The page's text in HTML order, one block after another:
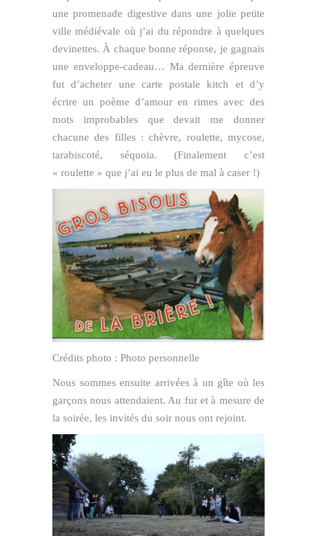
une promenade digestive dans une jolie petite
ville médiévale où j’ai du répondre à quelques
devinettes. À chaque bonne réponse, je gagnais
une enveloppe-cadeau… Ma dernière épreuve
fut d’acheter une carte postale kitch et d’y
écrire un poème d’amour en rimes avec des
mots improbables que devait me donner
chacune des filles : chèvre, roulette, mycose,
tarabiscoté, séquoia. (Finalement c’est
« roulette » que j’ai eu le plus de mal à caser !)
Crédits photo : Photo personnelle
Nous sommes ensuite arrivées à un gîte où les
garçons nous attendaient. Au fur et à mesure de
la soirée, les invités du soir nous ont rejoint.